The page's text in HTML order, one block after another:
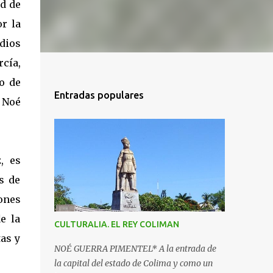
de
la
de
es
de
la
y
Entradas populares
CULTURALIA. EL REY COLIMAN
NOÉ GUERRA PIMENTEL* A la entrada de
la capital del estado de Colima y como un